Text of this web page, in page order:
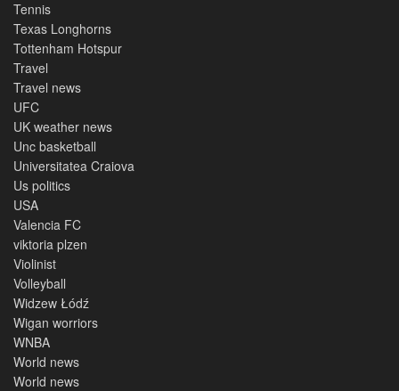
Tennis
Texas Longhorns
Tottenham Hotspur
Travel
Travel news
UFC
UK weather news
Unc basketball
Universitatea Craiova
Us politics
USA
Valencia FC
viktoria plzen
Violinist
Volleyball
Widzew Łódź
Wigan worriors
WNBA
World news
World news